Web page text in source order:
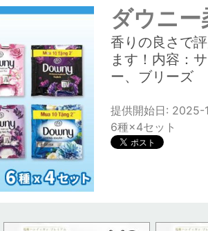
ダウニー
香りの良さで
ます！内容：
ー、ブリーズ
提供開始日: 2025-
6種×4セット